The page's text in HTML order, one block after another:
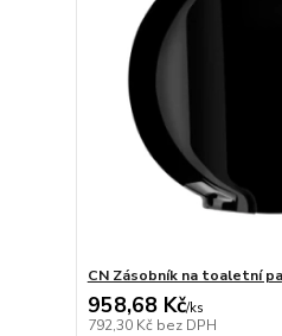
CN Zásobník na toaletní
958,68 Kč/ks
792,30 Kč bez DPH